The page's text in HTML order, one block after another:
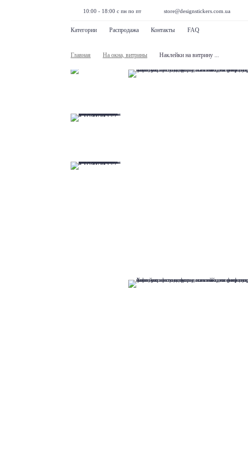
10:00 - 18:00 с пн по пт store@designstickers.com.ua
Категории Распродажа Контакты FAQ
Главная На окна, витрины Наклейки на витрину ...